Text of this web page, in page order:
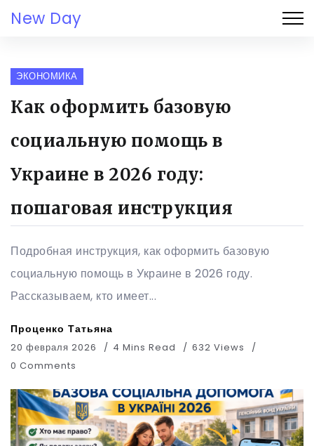
New Day
ЭКОНОМИКА
Как оформить базовую
социальную помощь в
Украине в 2026 году:
пошаговая инструкция
Подробная инструкция, как оформить базовую
социальную помощь в Украине в 2026 году.
Рассказываем, кто имеет...
Проценко Татьяна
20 февраля 2026 4 Mins Read
632 Views
0 Comments